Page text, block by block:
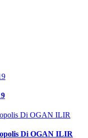
Di OGAN ILIR